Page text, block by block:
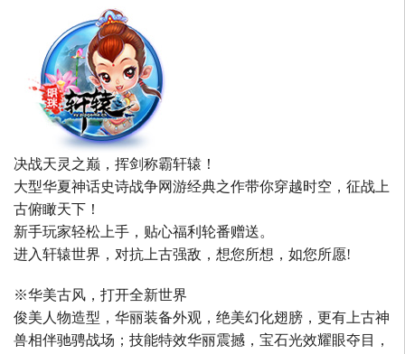
决战天灵之巅，挥剑称霸轩辕！
大型华夏神话史诗战争网游经典之作带你穿越时空，征战上
古俯瞰天下！
新手玩家轻松上手，贴心福利轮番赠送。
进入轩辕世界，对抗上古强敌，想您所想，如您所愿!
※华美古风，打开全新世界
俊美人物造型，华丽装备外观，绝美幻化翅膀，更有上古神
兽相伴驰骋战场；技能特效华丽震撼，宝石光效耀眼夺目，